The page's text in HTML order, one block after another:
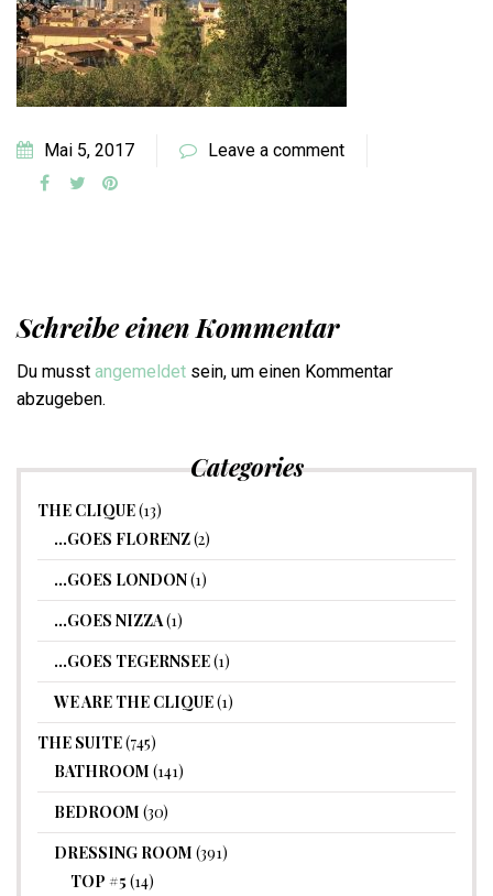
Mai 5, 2017 Leave a comment
Schreibe einen Kommentar
Du musst angemeldet sein, um einen Kommentar
abzugeben.
Categories
THE CLIQUE(13)
…GOES FLORENZ(2)
…GOES LONDON(1)
…GOES NIZZA(1)
…GOES TEGERNSEE(1)
WE ARE THE CLIQUE(1)
THE SUITE(745)
BATHROOM (141)
BEDROOM (30)
DRESSING ROOM (391)
TOP #5 (14)